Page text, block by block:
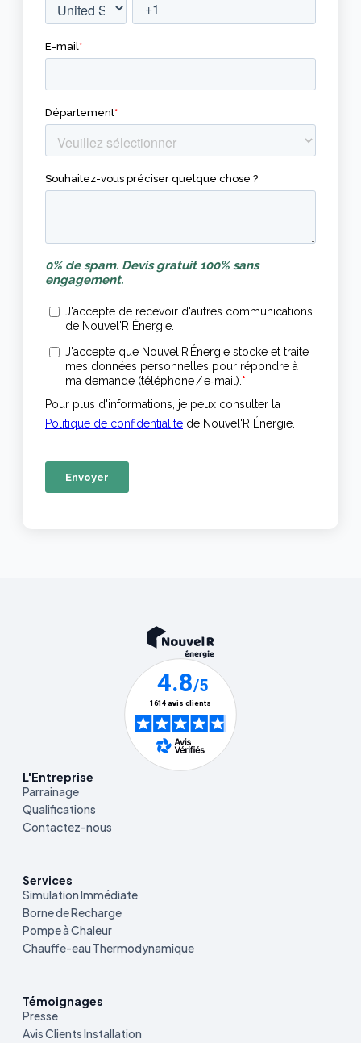
L'Entreprise
Parrainage
Qualifications
Contactez-nous
Services
Simulation Immédiate
Borne de Recharge
Pompe à Chaleur
Chauffe-eau Thermodynamique
Témoignages
Presse
Avis Clients Installation